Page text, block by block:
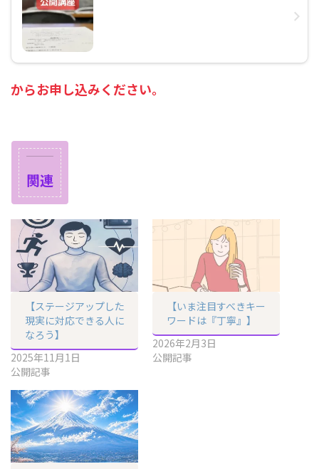
からお申し込みください。
関連
【ステージアップした
現実に対応できる人に
なろう】
2025年11月1日
公開記事
【いま注目すべきキー
ワードは『丁寧』】
2026年2月3日
公開記事